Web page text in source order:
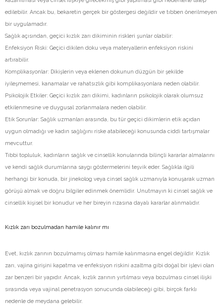
edilebilir. Ancak bu, bekaretin gerçek bir göstergesi değildir ve tıbben önerilmeyen
bir uygulamadır.
Sağlık açısından, geçici kızlık zarı dikiminin riskleri şunlar olabilir:
Enfeksiyon Riski: Geçici dikilen doku veya materyallerin enfeksiyon riskini
artırabilir.
Komplikasyonlar: Dikişlerin veya eklenen dokunun düzgün bir şekilde
iyileşmemesi, kanamalar ve rahatsızlık gibi komplikasyonlara neden olabilir.
Psikolojik Etkiler: Geçici kızlık zarı dikimi, kadınların psikolojik olarak olumsuz
etkilenmesine ve duygusal zorlanmalara neden olabilir.
Etik Sorunlar: Sağlık uzmanları arasında, bu tür geçici dikimlerin etik açıdan
uygun olmadığı ve kadın sağlığını riske atabileceği konusunda ciddi tartışmalar
mevcuttur.
Tıbbi topluluk, kadınların sağlık ve cinsellik konularında bilinçli kararlar almalarını
ve kendi sağlık durumlarına saygı göstermelerini teşvik eder. Sağlıkla ilgili
herhangi bir konuda, bir jinekolog veya cinsel sağlık uzmanıyla konuşarak uzman
görüşü almak ve doğru bilgiler edinmek önemlidir. Unutmayın ki cinsel sağlık ve
cinsellik kişisel bir konudur ve her bireyin rızasına dayalı kararlar alınmalıdır.
Kızlık zarı bozulmadan hamile kalınır mı
Evet, kızlık zarının bozulmamış olması hamile kalınmasına engel değildir. Kızlık
zarı, vajina girişini kapatma ve enfeksiyon riskini azaltma gibi doğal bir işlevi olan
zar benzeri bir yapıdır. Ancak, kızlık zarının yırtılması veya bozulması cinsel ilişki
sırasında veya vajinal penetrasyon sonucunda olabileceği gibi, birçok farklı
nedenle de meydana gelebilir.